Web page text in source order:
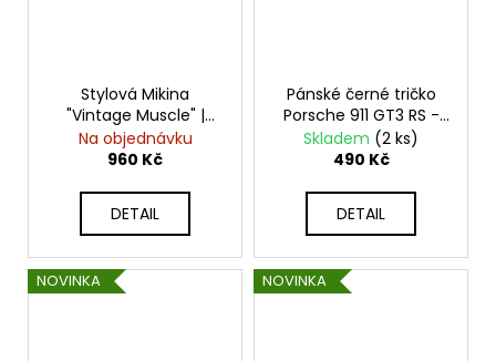
Stylová Mikina
"Vintage Muscle" |
Unisex Automobilová
Móda
Na objednávku
960 Kč
DETAIL
Pánské černé tričko
Porsche 911 GT3 RS -
Technický nákres a
detaily
Skladem (2 ks)
490 Kč
DETAIL
NOVINKA NOVINKA